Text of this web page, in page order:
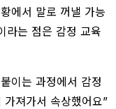
에서 말로 꺼낼 가능
라는 점은 감정 교육
이는 과정에서 감정
져가서 속상했어요”